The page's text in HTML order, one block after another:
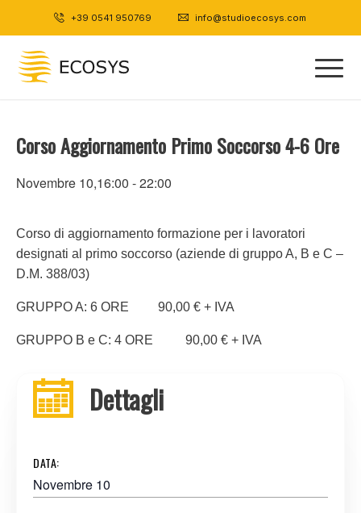
+39 0541 950769 info@studioecosys.com
Corso Aggiornamento Primo Soccorso 4-6 Ore
Novembre 10,16:00 -22:00
Corso di aggiornamento formazione per i lavoratori
designati al primo soccorso (aziende di gruppo A, B e C –
D.M. 388/03)
GRUPPO A: 6 ORE 90,00 € + IVA
GRUPPO B e C: 4 ORE 90,00 € + IVA
Dettagli
DATA:
Novembre 10